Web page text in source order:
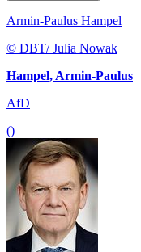
Armin-Paulus Hampel
© DBT/ Julia Nowak
Hampel, Armin-Paulus
AfD
()